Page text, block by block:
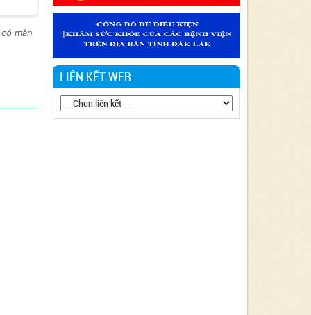
màn
Văn bản 24/KH-SYT về việc thực hiện
Chương trình hành động thực hiện Nghị
quyết số 01/NQ-CP ngày 05/01/2024 của
thực hiện Kế hoạch phát triển kinh tế - xã
hội và Dự toán ngân sách nhà nước năm
2024 - Lĩnh vực Y tế
Văn bản 90/KH-BCĐ-PH06 thực hiện
LIÊN KẾT WEB